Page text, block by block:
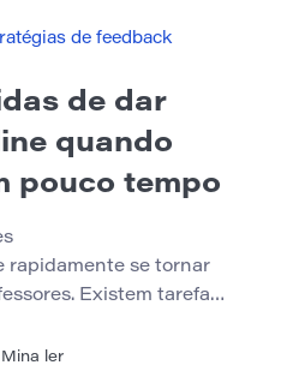
[…] de feedback
de dar
quando
pouco tempo
rapidamente se tornar
Existem tarefas
questionários
Mina ler